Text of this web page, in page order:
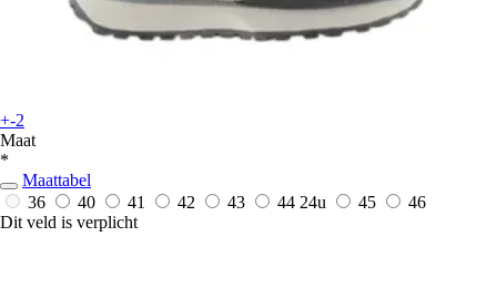
+-2
Maat
*
Maattabel
36
40 41 42 43 44 24u 45
46
Dit veld is verplicht